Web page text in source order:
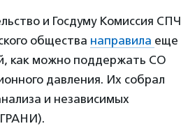
и Госдуму Комиссия СПЧ
общества направила еще
как можно поддержать СО
давления. Их собрал
и независимых